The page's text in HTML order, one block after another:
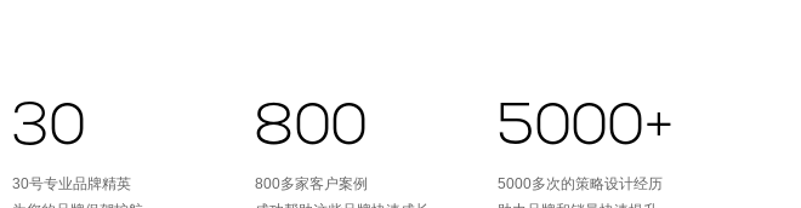
30
30号专业品牌精英
800
800多家客户案例
5000+
5000多次的策略设计经历